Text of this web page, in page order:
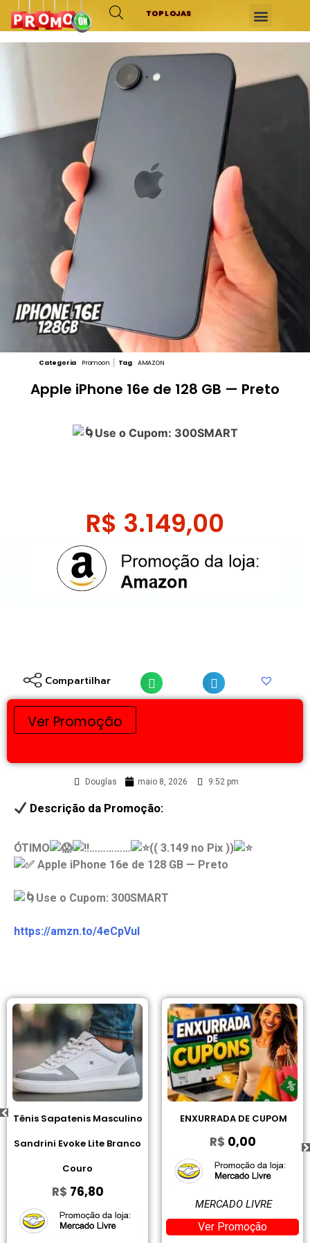
TOP LOJAS
Categoria Promoon Tag AMAZON
Apple iPhone 16e de 128 GB — Preto
Use o Cupom: 300SMART
R$ 3.149,00
Compartilhar
Ver Promoção
Douglas maio 8, 2026 9:52 pm
Descrição da Promoção:
ÓTIMO ……………
(( 3.149 no Pix ))
Apple iPhone 16e de 128 GB — Preto
Use o Cupom: 300SMART
https://amzn.to/4eCpVuI
Sapatenis Masculino
Evoke Lite Branco
76,80
ENXURRADA DE CUPOM
0,00
Ver Promoção
MERCADO LIVRE